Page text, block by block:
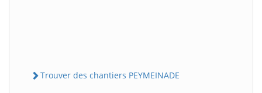
Trouver des chantiers PEYMEINADE